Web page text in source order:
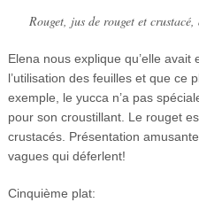
Rouget, jus de rouget et
Elena nous explique qu’elle
l’utilisation des feuilles et que ce
exemple, le yucca n’a pas
pour son croustillant. Le rouget
crustacés. Présentation
vagues qui déferlent!
Cinquième plat: